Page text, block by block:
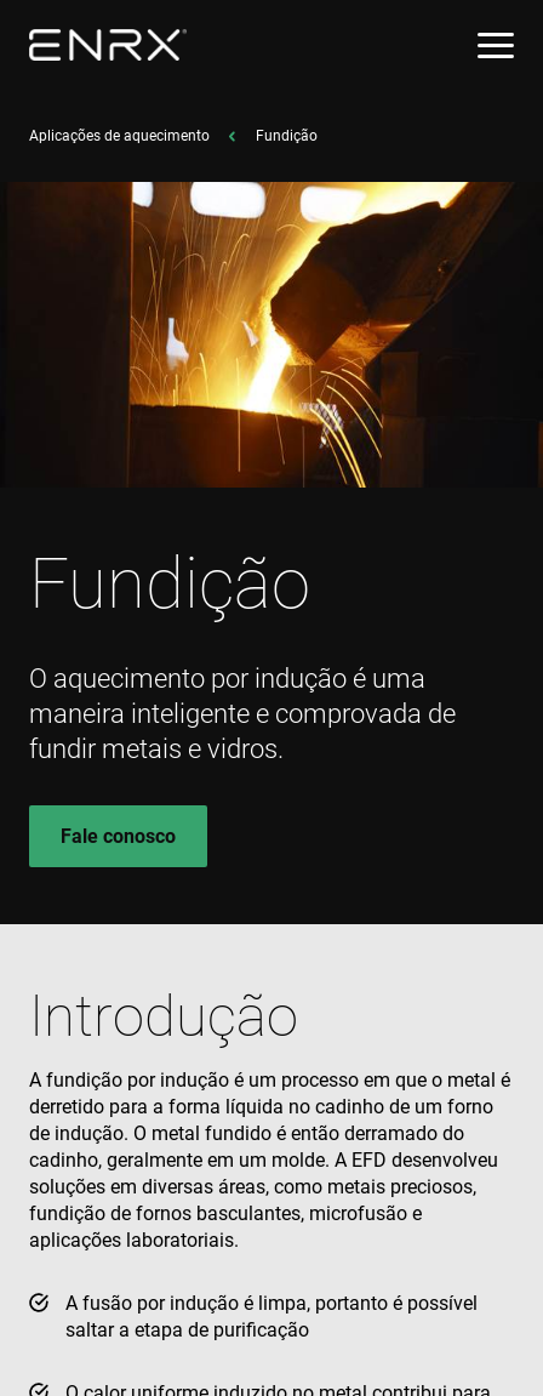
Aplicações de aquecimento Fundição
Fundição
O aquecimento por indução é uma
maneira inteligente e comprovada de
fundir metais e vidros.
Fale conosco
Introdução
A fundição por indução é um processo em que o metal é
derretido para a forma líquida no cadinho de um forno
de indução. O metal fundido é então derramado do
cadinho, geralmente em um molde. A EFD desenvolveu
soluções em diversas áreas, como metais preciosos,
fundição de fornos basculantes, microfusão e
aplicações laboratoriais.
A fusão por indução é limpa, portanto é possível
saltar a etapa de purificação